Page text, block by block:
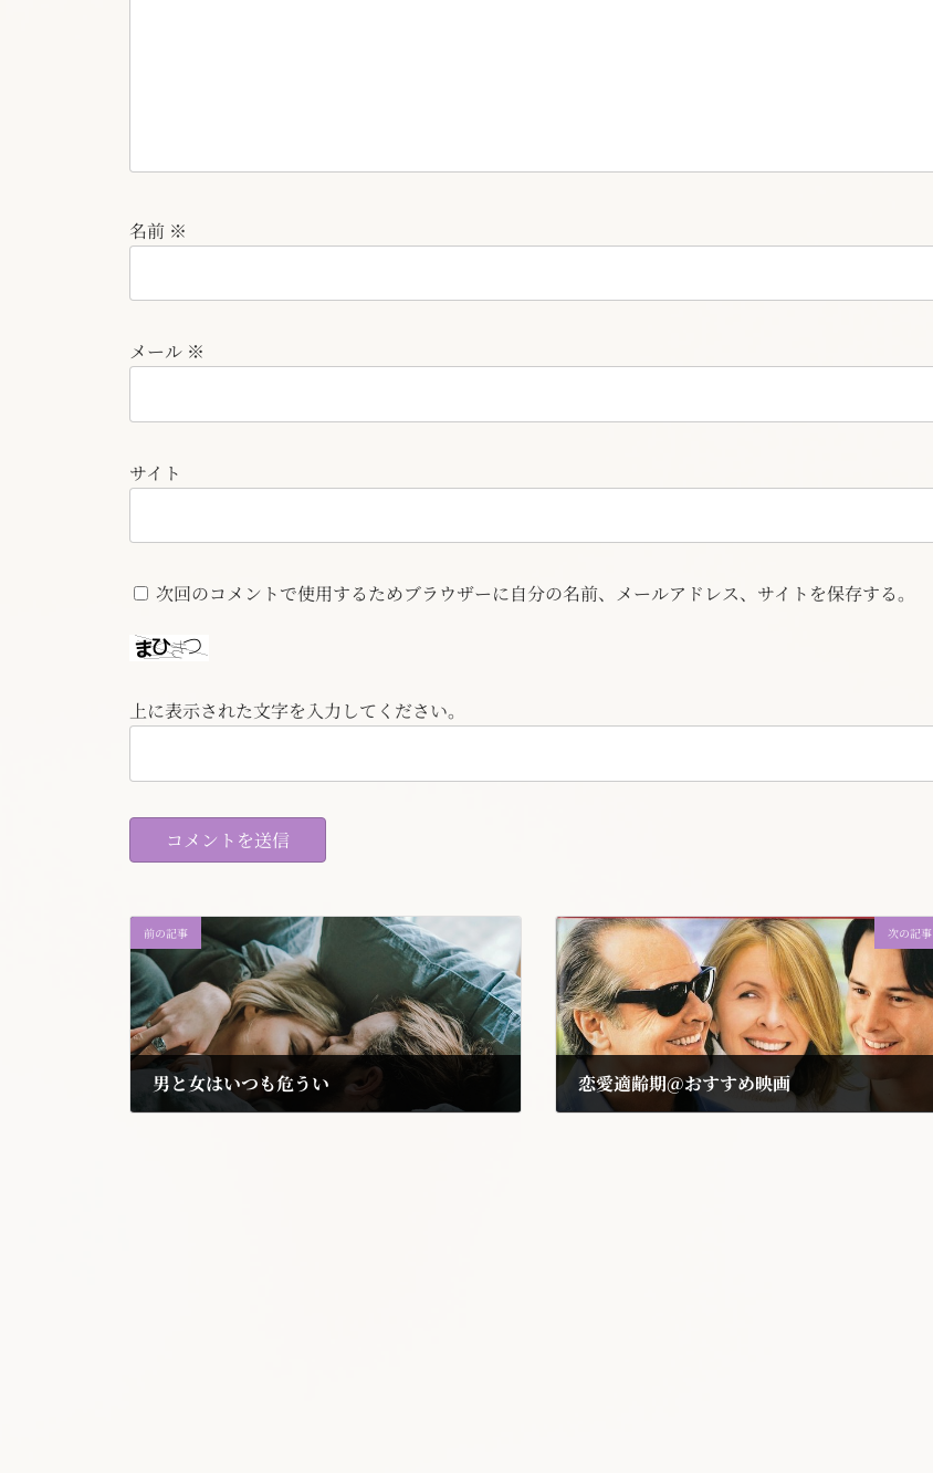
名前 ※
メール ※
サイト
次回のコメントで使用するためブラウザーに自分の名前、メールアドレス、サイトを保存する。
上に表示された文字を入力してください。
前の記事
男と女はいつも危うい
次の記事
恋愛適齢期@おすすめ映画